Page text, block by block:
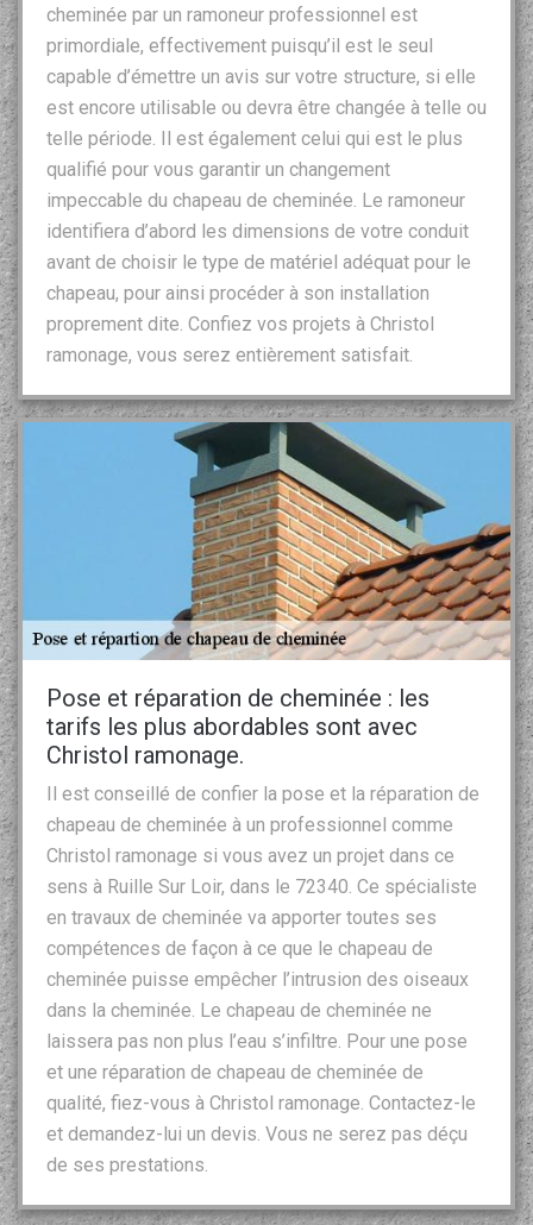
cheminée par un ramoneur professionnel est
primordiale, effectivement puisqu’il est le seul
capable d’émettre un avis sur votre structure, si elle
est encore utilisable ou devra être changée à telle ou
telle période. Il est également celui qui est le plus
qualifié pour vous garantir un changement
impeccable du chapeau de cheminée. Le ramoneur
identifiera d’abord les dimensions de votre conduit
avant de choisir le type de matériel adéquat pour le
chapeau, pour ainsi procéder à son installation
proprement dite. Confiez vos projets à Christol
ramonage, vous serez entièrement satisfait.
Pose et réparation de cheminée : les
tarifs les plus abordables sont avec
Christol ramonage.
Il est conseillé de confier la pose et la réparation de
chapeau de cheminée à un professionnel comme
Christol ramonage si vous avez un projet dans ce
sens à Ruille Sur Loir, dans le 72340. Ce spécialiste
en travaux de cheminée va apporter toutes ses
compétences de façon à ce que le chapeau de
cheminée puisse empêcher l’intrusion des oiseaux
dans la cheminée. Le chapeau de cheminée ne
laissera pas non plus l’eau s’infiltre. Pour une pose
et une réparation de chapeau de cheminée de
qualité, fiez-vous à Christol ramonage. Contactez-le
et demandez-lui un devis. Vous ne serez pas déçu
de ses prestations.